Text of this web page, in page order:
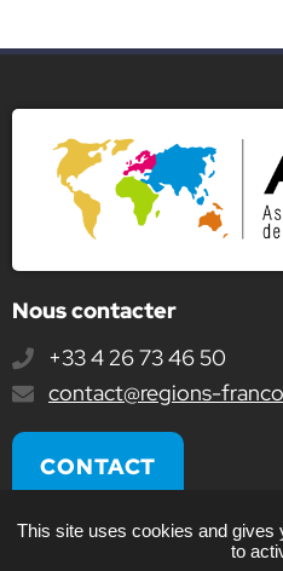
Nous contacter
+33 4 26 73 46 50
E-
contact@regions-
CONTACT
This site uses cookies and gives
to